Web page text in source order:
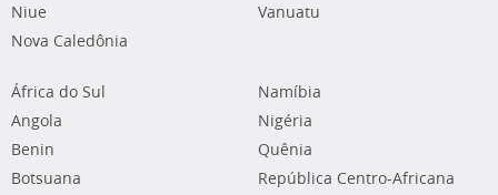
Niue
Nova Caledônia
Vanuatu
África do Sul
Angola
Benin
Botsuana
Namíbia
Nigéria
Quênia
República Centro-Africana